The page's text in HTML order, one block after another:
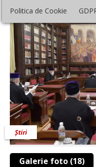
Politica de Cookie
Galerie foto (18)
Știri